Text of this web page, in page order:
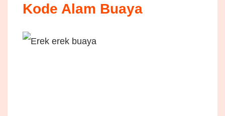
Kode Alam Buaya